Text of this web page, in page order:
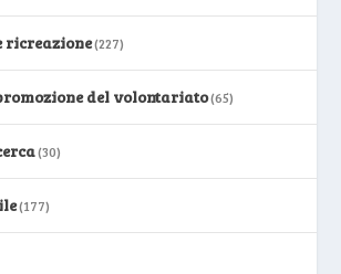
ricreazione(227)
del volontariato(65)
(30)
(177)